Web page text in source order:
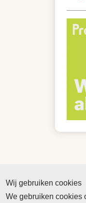
Wij gebruiken cookies
We gebruiken cookies